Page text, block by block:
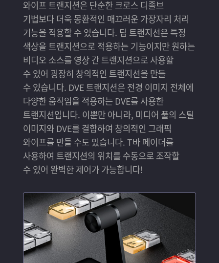
와이프 트랜지션은 단순한 크로스 디졸브
기법보다 더욱 몽환적인 매끄러운 가장자리 처리
기능을 적용할 수 있습니다. 딥 트랜지션은 특정
색상을 트랜지션으로 적용하는 기능이지만 원하는
비디오 소스를 영상 간 트랜지션으로 사용할
수 있어 굉장히 창의적인 트랜지션을 만들
수 있습니다. DVE 트랜지션은 전경 이미지 전체에
다양한 움직임을 적용하는 DVE를 사용한
트랜지션입니다. 이뿐만 아니라, 미디어 풀의 스틸
이미지와 DVE를 결합하여 창의적인 그래픽
와이프를 만들 수도 있습니다. T바 페이더를
사용하여 트랜지션의 위치를 수동으로 조작할
수 있어 완벽한 제어가 가능합니다!